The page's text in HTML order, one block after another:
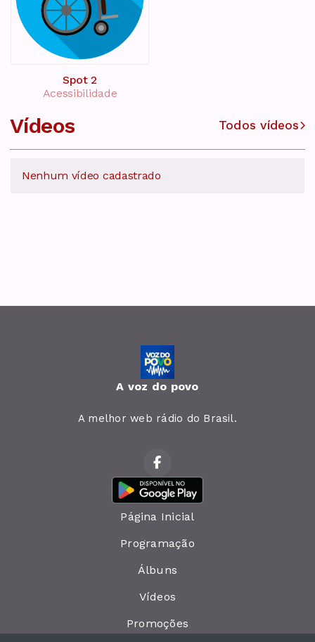
Acessibilidade
Spot 2
Vídeos Todos vídeos
Nenhum vídeo cadastrado
A voz do povo
A melhor web rádio do Brasil.
Página Inicial
Programação
Álbuns
Vídeos
Promoções